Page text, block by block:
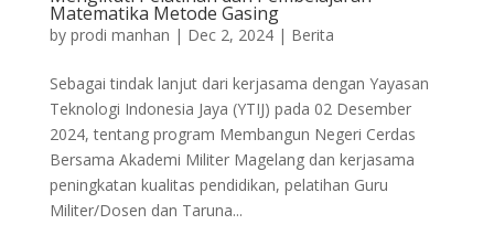
Matematika Metode Gasing
by prodi manhan | Dec 2, 2024| Berita
Sebagai tindak lanjut dari kerjasama dengan Yayasan
Teknologi Indonesia Jaya (YTIJ) pada 02 Desember
2024, tentang program Membangun Negeri Cerdas
Bersama Akademi Militer Magelang dan kerjasama
peningkatan kualitas pendidikan, pelatihan Guru
Militer/Dosen dan Taruna...